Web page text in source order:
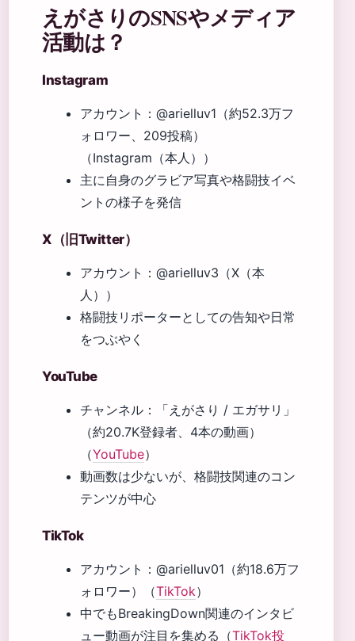
えがさりのSNSやメディア
活動は？
Instagram
アカウント：@arielluv1（約52.3万フ
ォロワー、209投稿）
（Instagram（本人））
主に自身のグラビア写真や格闘技イベ
ントの様子を発信
X（旧Twitter）
アカウント：@arielluv3（X（本
人））
格闘技リポーターとしての告知や日常
をつぶやく
YouTube
チャンネル：「えがさり / エガサリ」
（約20.7K登録者、4本の動画）
（YouTube）
動画数は少ないが、格闘技関連のコン
テンツが中心
TikTok
アカウント：@arielluv01（約18.6万フ
ォロワー）（TikTok）
中でもBreakingDown関連のインタビ
ュー動画が注目を集める（TikTok投